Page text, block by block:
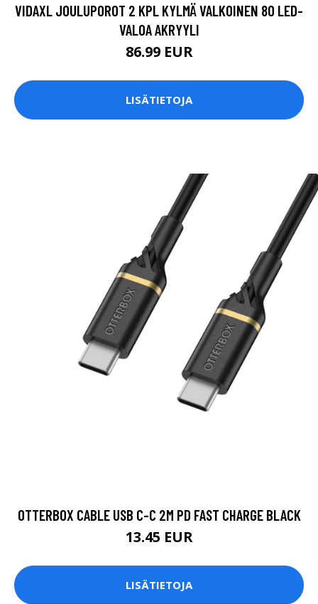
VIDAXL JOULUPOROT 2 KPL KYLMÄ VALKOINEN 80 LED-
VALOA AKRYYLI
86.99 EUR
LISÄTIETOJA
OTTERBOX CABLE USB C-C 2M PD FAST CHARGE BLACK
13.45 EUR
LISÄTIETOJA